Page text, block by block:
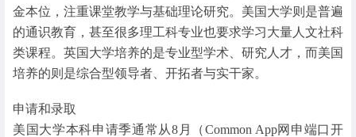
金本位，注重课堂教学与基础理论研究。美国大学则是普遍
的通识教育，甚至很多理工科专业也要求学习大量人文社科
类课程。英国大学培养的是专业型学术、研究人才，而美国
培养的则是综合型领导者、开拓者与实干家。
申请和录取
美国大学本科申请季通常从8月（Common App网申端口开